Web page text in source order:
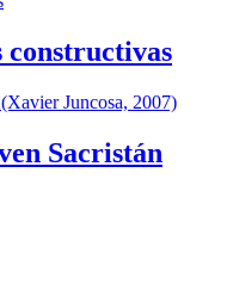
Sacristán